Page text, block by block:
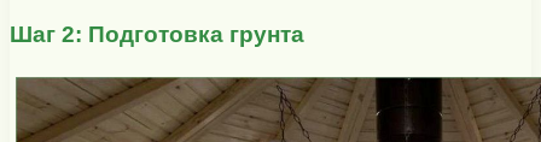
Шаг 2: Подготовка грунта